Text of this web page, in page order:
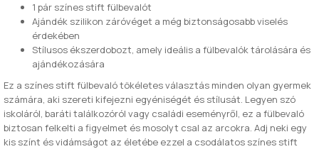
1 pár színes stift fülbevalót
Ajándék szilikon záróvéget a még biztonságosabb viselés
érdekében
Stílusos ékszerdobozt, amely ideális a fülbevalók tárolására és
ajándékozására
Ez a színes stift fülbevaló tökéletes választás minden olyan gyermek
számára, aki szereti kifejezni egyéniségét és stílusát. Legyen szó
iskoláról, baráti találkozóról vagy családi eseményről, ez a fülbevaló
biztosan felkelti a figyelmet és mosolyt csal az arcokra. Adj neki egy
kis színt és vidámságot az életébe ezzel a csodálatos színes stift